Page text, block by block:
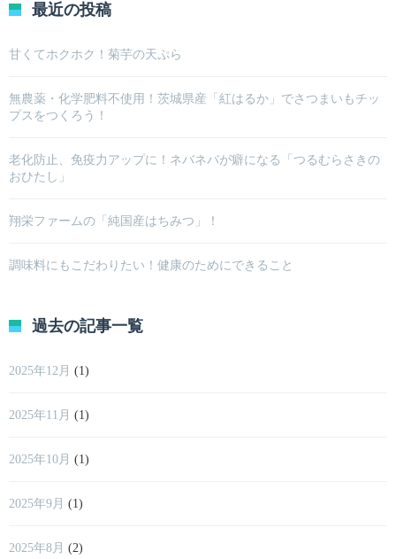
最近の投稿
甘くてホクホク！菊芋の天ぷら
無農薬・化学肥料不使用！茨城県産「紅はるか」でさつまいもチッ
プスをつくろう！
老化防止、免疫力アップに！ネバネバが癖になる「つるむらさきの
おひたし」
翔栄ファームの「純国産はちみつ」！
調味料にもこだわりたい！健康のためにできること
過去の記事一覧
2025年12月 (1)
2025年11月 (1)
2025年10月 (1)
2025年9月 (1)
2025年8月 (2)